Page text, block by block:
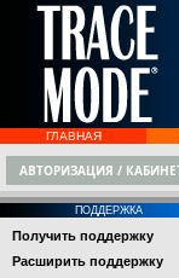
ГЛАВНАЯ
АВТОРИЗАЦИЯ /
ПОДДЕРЖКА
Получить поддержку
Расширить поддержку